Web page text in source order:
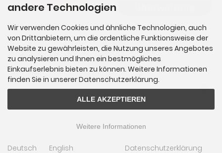
Newsletter-Anmeldung
© 2009-2026 by
ified eCommerce Shopsoftware
andere Technologien
Wir verwenden Cookies und ähnliche Technologien, auch
von Drittanbietern, um die ordentliche Funktionsweise der
Website zu gewährleisten, die Nutzung unseres Angebotes
zu analysieren und Ihnen ein bestmögliches
Einkaufserlebnis bieten zu können. Weitere Informationen
finden Sie in unserer Datenschutzerklärung.
ALLE AKZEPTIEREN
Weitere Informationen
Deutsch English Datenschutzerklärung